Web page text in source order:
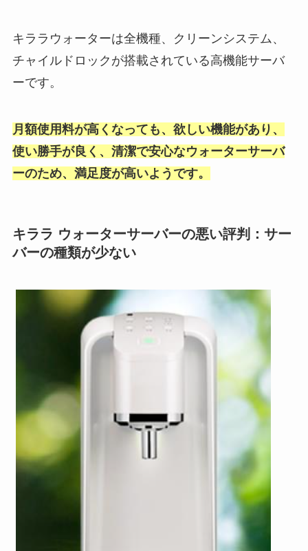
キララウォーターは全機種、クリーンシステム、
チャイルドロックが搭載されている高機能サーバ
ーです。
月額使用料が高くなっても、欲しい機能があり、
使い勝手が良く、清潔で安心なウォーターサーバ
ーのため、満足度が高いようです。
キララ ウォーターサーバーの悪い評判： サー
バーの種類が少ない